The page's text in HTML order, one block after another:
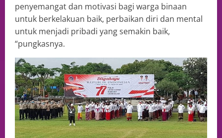
penyemangat dan motivasi bagi warga binaan
untuk berkelakuan baik, perbaikan diri dan mental
untuk menjadi pribadi yang semakin baik,
“pungkasnya.